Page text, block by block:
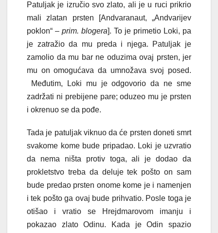
Patuljak je izručio svo zlato, ali je u ruci prikrio
mali zlatan prsten [Andvaranaut, „Andvarijev
poklon“ – prim. blogera]. To je primetio Loki, pa
je zatražio da mu preda i njega. Patuljak je
zamolio da mu bar ne oduzima ovaj prsten, jer
mu on omogućava da umnožava svoj posed.
Međutim, Loki mu je odgovorio da ne sme
zadržati ni prebijene pare; oduzeo mu je prsten
i okrenuo se da pođe.
Tada je patuljak viknuo da će prsten doneti smrt
svakome kome bude pripadao. Loki je uzvratio
da nema ništa protiv toga, ali je dodao da
prokletstvo treba da deluje tek pošto on sam
bude predao prsten onome kome je i namenjen
i tek pošto ga ovaj bude prihvatio. Posle toga je
otišao i vratio se Hrejdmarovom imanju i
pokazao zlato Odinu. Kada je Odin spazio